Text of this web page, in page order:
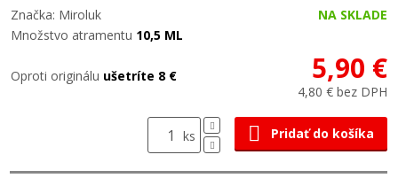
Značka: Miroluk
NA SKLADE
Množstvo atramentu 10,5 ML
Oproti originálu ušetríte 8 € 5,90 €
4,80 € bez DPH
ks Pridať do košíka